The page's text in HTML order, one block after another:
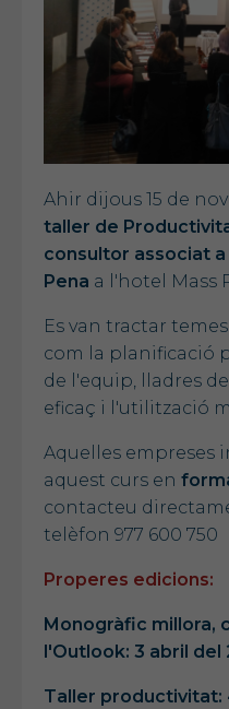
Ahir dijous 15 de
taller de
consultor associat
Pena a l'hotel Mass
Es van tractar
com la planificació
de l'equip, lladres
eficaç i l'utilització
Aquelles empreses
aquest curs en
contacteu
telèfon 977 600 750
Properes edicions:
Monogràfic millora,
l'Outlook: 3 abril del
Taller productivitat: